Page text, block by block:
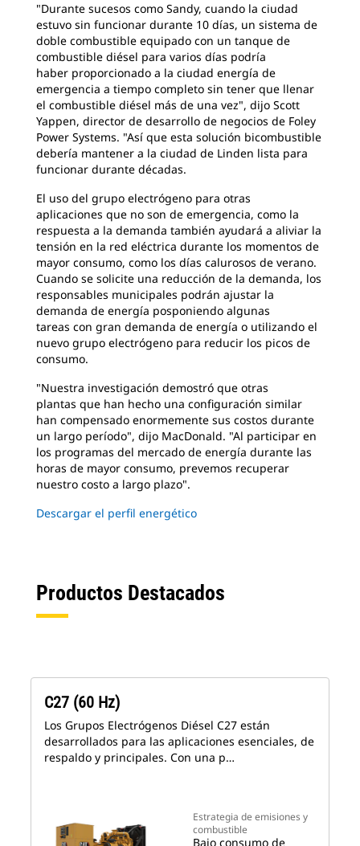
"Durante sucesos como Sandy, cuando la ciudad
estuvo sin funcionar durante 10 días, un sistema de
doble combustible equipado con un tanque de
combustible diésel para varios días podría
haber proporcionado a la ciudad energía de
emergencia a tiempo completo sin tener que llenar
el combustible diésel más de una vez", dijo Scott
Yappen, director de desarrollo de negocios de Foley
Power Systems. "Así que esta solución bicombustible
debería mantener a la ciudad de Linden lista para
funcionar durante décadas.
El uso del grupo electrógeno para otras
aplicaciones que no son de emergencia, como la
respuesta a la demanda también ayudará a aliviar la
tensión en la red eléctrica durante los momentos de
mayor consumo, como los días calurosos de verano.
Cuando se solicite una reducción de la demanda, los
responsables municipales podrán ajustar la
demanda de energía posponiendo algunas
tareas con gran demanda de energía o utilizando el
nuevo grupo electrógeno para reducir los picos de
consumo.
"Nuestra investigación demostró que otras
plantas que han hecho una configuración similar
han compensado enormemente sus costos durante
un largo período", dijo MacDonald. "Al participar en
los programas del mercado de energía durante las
horas de mayor consumo, prevemos recuperar
nuestro costo a largo plazo".
Descargar el perfil energético
Productos Destacados
Estrategia de emisiones y
combustible
Bajo consumo de
C27 (60 Hz)
Los Grupos Electrógenos Diésel C27 están
desarrollados para las aplicaciones esenciales, de
respaldo y principales. Con una p…